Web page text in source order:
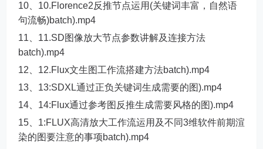
10、10.Florence2反推节点运用(关键词丰富，自然语
句流畅)batch).mp4
11、11.SD图像放大节点参数讲解及连接方法
batch).mp4
12、12.Flux文生图工作流搭建方法batch).mp4
13、13:SDXL通过正负关键词生成需要的图).mp4
14、14:Flux通过参考图反推生成需要风格的图).mp4
15、1:FLUX高清放大工作流运用及不同3维软件前期渲
染的图要注意的事项batch).mp4